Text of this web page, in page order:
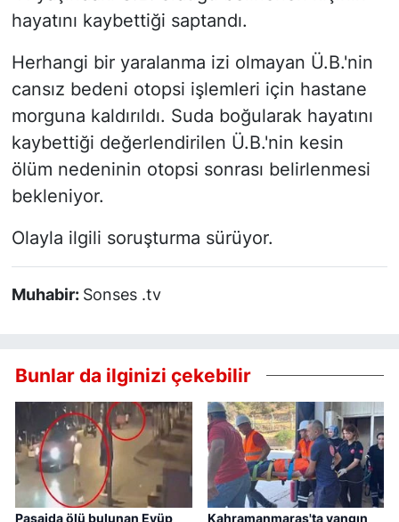
hayatını kaybettiği saptandı.
Herhangi bir yaralanma izi olmayan Ü.B.'nin
cansız bedeni otopsi işlemleri için hastane
morguna kaldırıldı. Suda boğularak hayatını
kaybettiği değerlendirilen Ü.B.'nin kesin
ölüm nedeninin otopsi sonrası belirlenmesi
bekleniyor.
Olayla ilgili soruşturma sürüyor.
Muhabir: Sonses .tv
Bunlar da ilginizi çekebilir
Pasajda ölü bulunan Eyüp
Kahramanmaraş'ta yangın